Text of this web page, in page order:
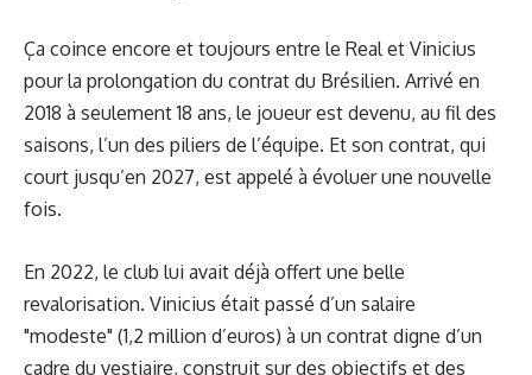
Ça coince encore et toujours entre le Real et Vinicius
pour la prolongation du contrat du Brésilien. Arrivé en
2018 à seulement 18 ans, le joueur est devenu, au fil des
saisons, l’un des piliers de l’équipe. Et son contrat, qui
court jusqu’en 2027, est appelé à évoluer une nouvelle
fois.
En 2022, le club lui avait déjà offert une belle
revalorisation. Vinicius était passé d’un salaire
"modeste" (1,2 million d’euros) à un contrat digne d’un
cadre du vestiaire, construit sur des objectifs et des